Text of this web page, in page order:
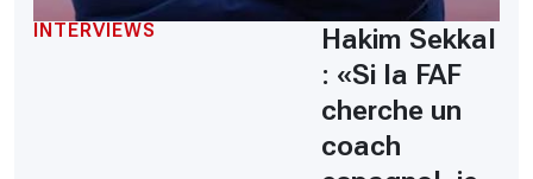
INTERVIEWS
Hakim Sekkal
: «Si la FAF
cherche un
coach